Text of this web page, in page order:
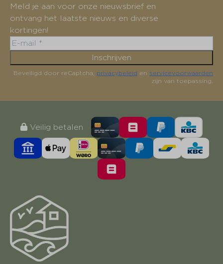
Meld je aan voor onze nieuwsbrief en
ontvang het laatste nieuws en diverse
kortingen!
Inschrijven
Beveiligd door reCaptcha, privacybeleid en servicevoorwaarden
zijn van toepassing.
Veilig betalen